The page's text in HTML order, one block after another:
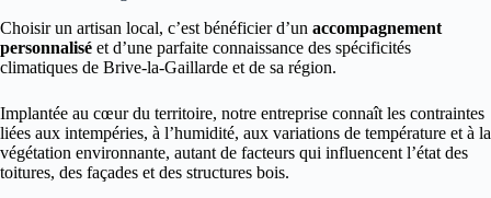
Choisir un artisan local, c’est bénéficier d’un accompagnement
personnalisé et d’une parfaite connaissance des spécificités
climatiques de Brive-la-Gaillarde et de sa région.
Implantée au cœur du territoire, notre entreprise connaît les contraintes
liées aux intempéries, à l’humidité, aux variations de température et à la
végétation environnante, autant de facteurs qui influencent l’état des
toitures, des façades et des structures bois.